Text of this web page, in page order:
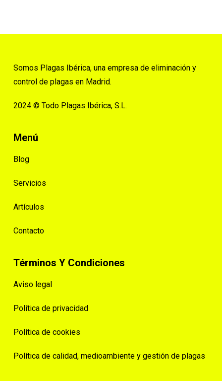
Somos Plagas Ibérica, una empresa de eliminación y
control de plagas en Madrid.
2024 © Todo Plagas Ibérica, S.L.
Menú
Blog
Servicios
Artículos
Contacto
Términos Y Condiciones
Aviso legal
Política de privacidad
Política de cookies
Política de calidad, medioambiente y gestión de plagas